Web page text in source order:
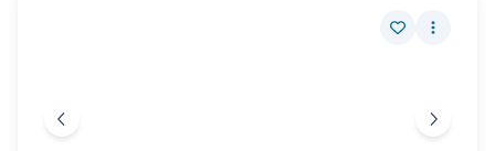
Vista eign
Fleiri
Fyrri mynd Næsta